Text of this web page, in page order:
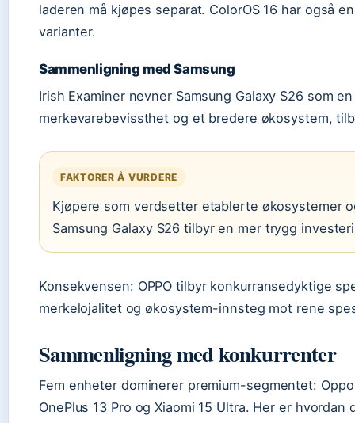
laderen må kjøpes separat. ColorOS 16 har også
varianter.
Sammenligning med Samsung
Irish Examiner nevner Samsung Galaxy S26 som
merkevarebevissthet og et bredere økosystem,
FAKTORER Å VURDERE
Kjøpere som verdsetter etablerte økosystemer
Samsung Galaxy S26 tilbyr en mer trygg
Konsekvensen: OPPO tilbyr konkurransedyktige
merkelojalitet og økosystem-innsteg mot rene
Sammenligning med konkurrenter
Fem enheter dominerer premium-segmentet:
OnePlus 13 Pro og Xiaomi 15 Ultra. Her er